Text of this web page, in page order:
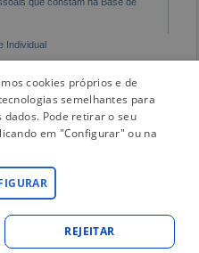
Individual
cookies próprios e de
semelhantes para
Pode retirar o seu
em "Configurar" ou na
REJEITAR